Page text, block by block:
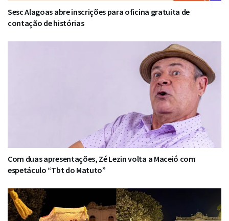
Sesc Alagoas abre inscrições para oficina gratuita de
contação de histórias
Com duas apresentações, Zé Lezin volta a Maceió com
espetáculo “Tbt do Matuto”